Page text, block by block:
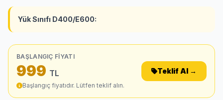
Yük Sınıfı D400/E600:
BAŞLANGIÇ FIYATI
999 TL
Başlangıç fiyatıdır. Lütfen teklif alın.
Teklif Al →